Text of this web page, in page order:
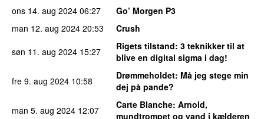
ons 14. aug 2024 06:27
Go’ Morgen P3
man 12. aug 2024 20:53
Crush
søn 11. aug 2024 15:27 Rigets tilstand: 3 teknikker til at
blive en digital sigma i dag!
fre 9. aug 2024 10:58 Drømmeholdet: Må jeg stege min
dej på pande?
man 5. aug 2024 12:07 Carte Blanche: Arnold,
mundtrompet og vand i kælderen